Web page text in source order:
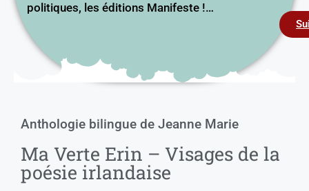
politiques, les éditions Manifeste !…
Anthologie bilingue de Jeanne Marie
Ma Verte Erin – Visages de la
poésie irlandaise